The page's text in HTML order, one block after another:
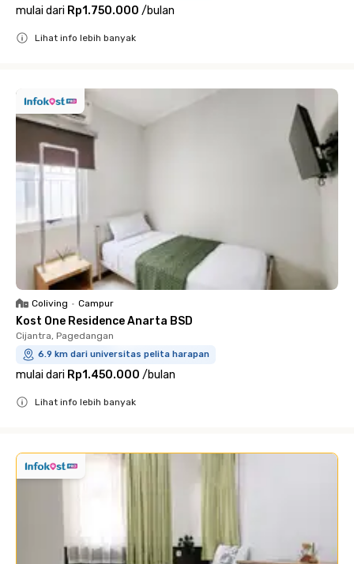
mulai dari Rp1.750.000 /bulan
Lihat info lebih banyak
Coliving • Campur
Kost One Residence Anarta BSD
Cijantra, Pagedangan
6.9 km dari universitas pelita harapan
mulai dari Rp1.450.000 /bulan
Lihat info lebih banyak